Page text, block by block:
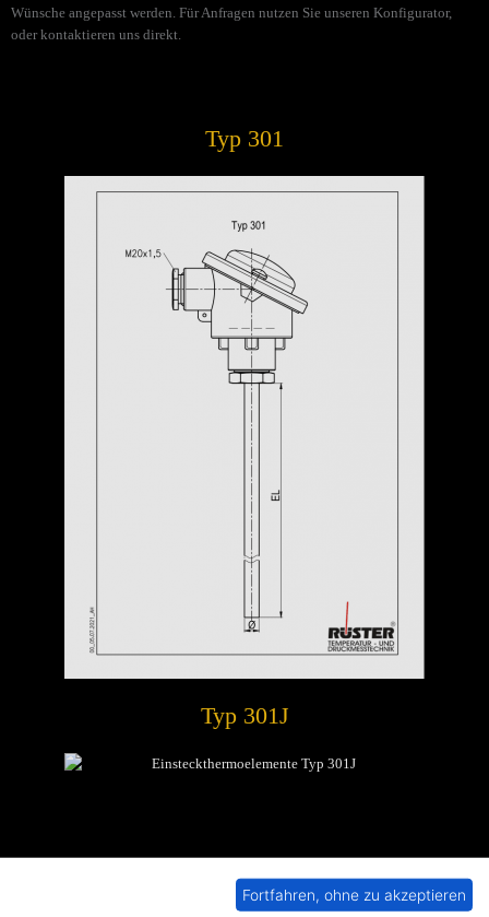
Wünsche angepasst werden. Für Anfragen nutzen Sie unseren Konfigurator,
oder kontaktieren uns direkt.
Typ 301
Typ 301J
Fortfahren, ohne zu akzeptieren